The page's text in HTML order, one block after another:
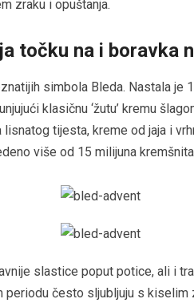
zraku i opuštanja.
točku na i boravka
simbola Bleda. Nastala je
klasičnu ‘žutu’ kremu
tijesta, kreme od jaja i
više od 15 milijuna
slastice poput potice, ali i
često sljubljuju s kiselim